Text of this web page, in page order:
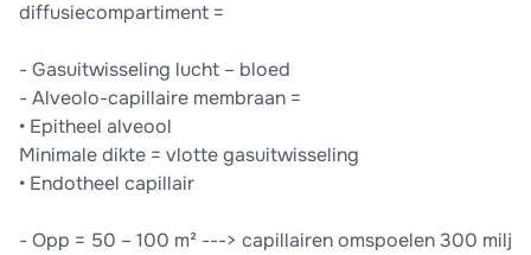
diffusiecompartiment =
- Gasuitwisseling lucht – bloed
- Alveolo-capillaire membraan =
• Epitheel alveool
Minimale dikte = vlotte gasuitwisseling
• Endotheel capillair
- Opp = 50 – 100 m² ---> capillairen omspoelen 300 milj